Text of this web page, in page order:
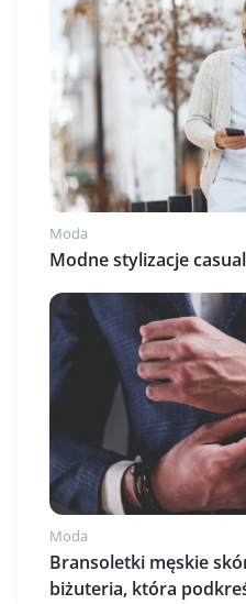
Moda
Modne stylizacje
Moda
Bransoletki męskie
biżuteria, która